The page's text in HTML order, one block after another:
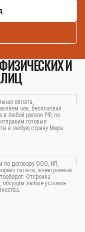
И
оплата,
чек, бесплатная
в любой регион РФ, по
готовые
в любую страну Мира.
по договору ООО, ИП,
оплаты, электронный
Отсрочка
обсудим любые условия